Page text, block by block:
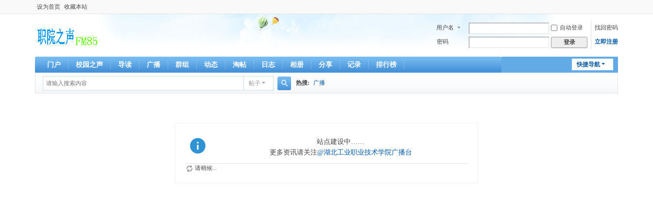
设为首页 收藏本站
用户名 自动登录 找回密码
密码 登录 立即注册
快捷导航
门户 校园之声 导读 广播 群组 动态 淘帖 日志 相册 分享 记录 排行榜
帖子 热搜: 广播
站点建设中……
更多资讯请关注@湖北工业职业技术学院广播台
请稍候...